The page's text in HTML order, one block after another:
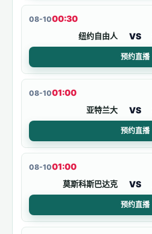
08-1000:30
纽约自由人 VS
预约直播
08-1001:00
亚特兰大 VS
预约直播
08-1001:00
莫斯科斯巴达克 VS
预约直播